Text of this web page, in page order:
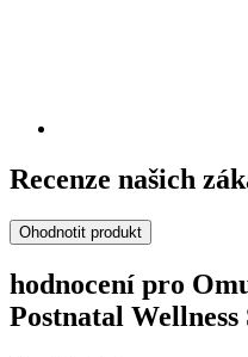
Recenze našich
Ohodnotit produkt
hodnocení pro
Postnatal Wellness